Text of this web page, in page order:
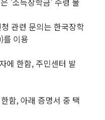
관련 문의는 한국장학
이용
에 한함, 주민센터 발
함, 아래 증명서 중 택